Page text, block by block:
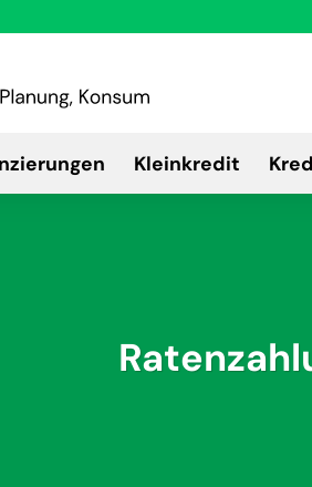
Kleinkredit